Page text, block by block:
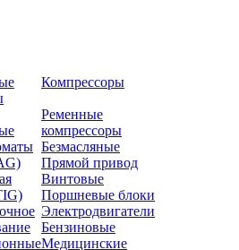
Компрессоры
Ременные
компрессоры
Безмасляные
Прямой привод
Винтовые
Поршневые блоки
Электродвигатели
Бензиновые
Медицинские